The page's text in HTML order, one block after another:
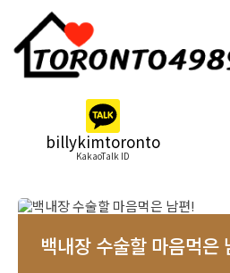
billykimtoronto
KakaoTalk ID
백내장 수술할 마음먹은